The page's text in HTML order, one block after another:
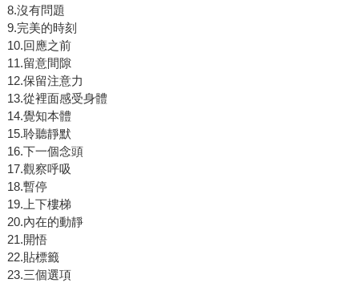
8.沒有問題
9.完美的時刻
10.回應之前
11.留意間隙
12.保留注意力
13.從裡面感受身體
14.覺知本體
15.聆聽靜默
16.下一個念頭
17.觀察呼吸
18.暫停
19.上下樓梯
20.內在的動靜
21.開悟
22.貼標籤
23.三個選項